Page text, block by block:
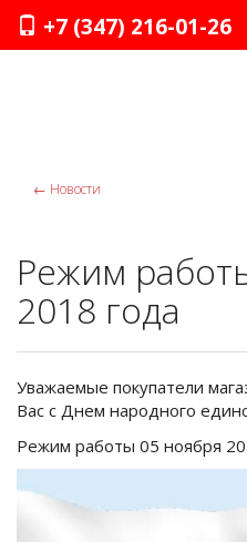
+7 (347) 216-01-26
← Новости
Режим
2018 года
Уважаемые покупатели
Вас с Днем народного
Режим работы 05 ноября